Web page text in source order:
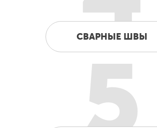
СВАРНЫЕ ШВЫ
5